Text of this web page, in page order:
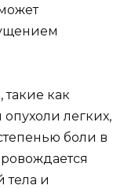
как
легких,
боли в
тела и